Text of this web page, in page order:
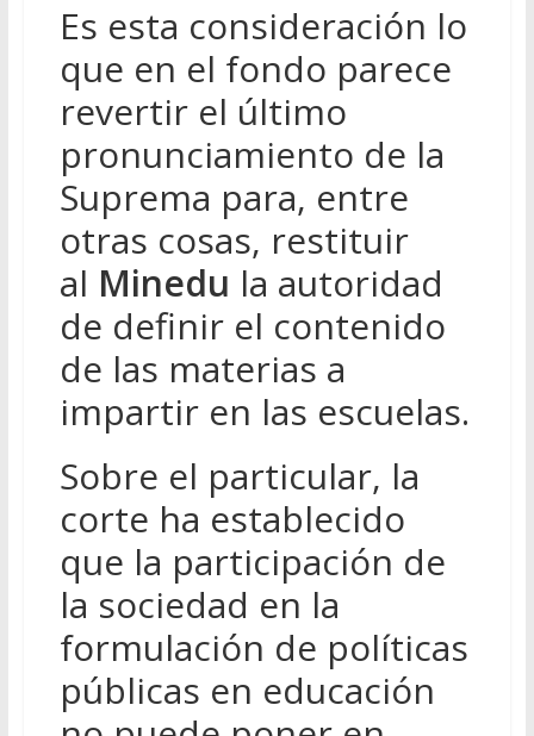
Es esta consideración lo
que en el fondo parece
revertir el último
pronunciamiento de la
Suprema para, entre
otras cosas, restituir
al Minedu la autoridad
de definir el contenido
de las materias a
impartir en las escuelas.
Sobre el particular, la
corte ha establecido
que la participación de
la sociedad en la
formulación de políticas
públicas en educación